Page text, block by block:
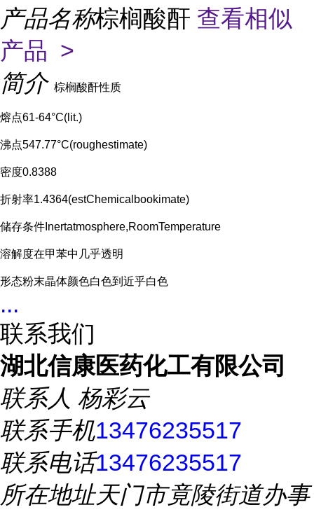
产品名称棕榈酸酐 查看相似
产品 >
简介 棕榈酸酐性质
熔点61-64°C(lit.)
沸点547.77°C(roughestimate)
密度0.8388
折射率1.4364(estChemicalbookimate)
储存条件Inertatmosphere,RoomTemperature
溶解度在甲苯中几乎透明
形态粉末晶体颜色白色到近乎白色
...
联系我们
湖北信康医药化工有限公司
联系人 杨彩云
联系手机13476235517
联系电话13476235517
所在地址天门市竟陵街道办事